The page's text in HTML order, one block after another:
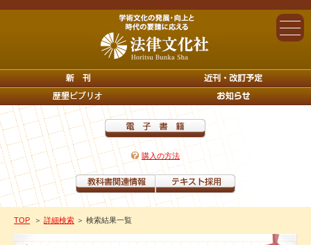
購入の方法
TOP ＞ 詳細検索 ＞ 検索結果一覧